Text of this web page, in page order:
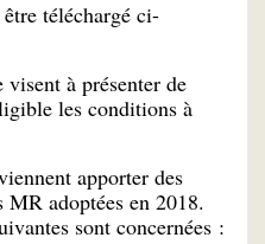
téléchargé ci-
à présenter de
les conditions à
apporter des
adoptées en 2018.
sont concernées :